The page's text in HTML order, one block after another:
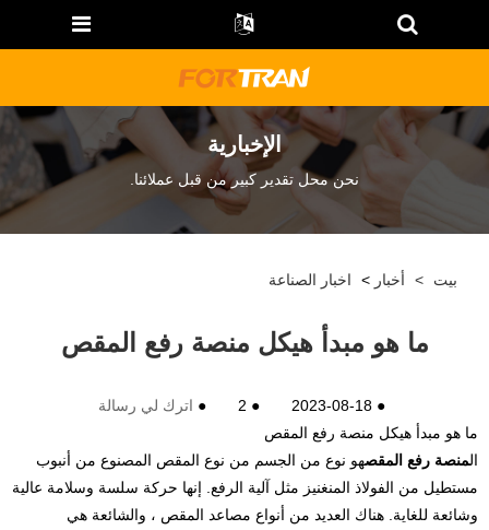
الإخبارية
نحن محل تقدير كبير من قبل عملائنا.
بيت > أخبار > اخبار الصناعة
ما هو مبدأ هيكل منصة رفع المقص
●
2023-08-18
●
2
● اترك لي رسالة
ما هو مبدأ هيكل منصة رفع المقص
المنصة رفع المقصهو نوع من الجسم من نوع المقص المصنوع من أنبوب
مستطيل من الفولاذ المنغنيز مثل آلية الرفع. إنها حركة سلسة وسلامة عالية
وشائعة للغاية. هناك العديد من أنواع مصاعد المقص ، والشائعة هي